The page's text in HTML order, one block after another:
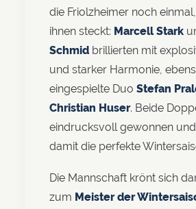
die Friolzheimer noch
ihnen steckt: Marcell Stark
Schmid brillierten mit
und starker Harmonie,
eingespielte Duo Stefan
Christian Huser. Beide
eindrucksvoll gewonnen
damit die perfekte
Die Mannschaft krönt sich
zum Meister der